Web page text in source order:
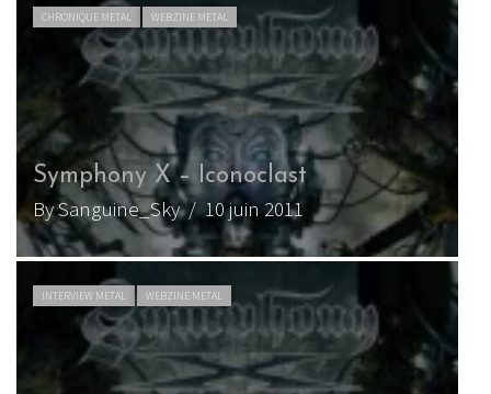
CHRONIQUE METAL WEBZINE METAL
Symphony X – Iconoclast
By Sanguine_Sky/ 10 juin 2011
INTERVIEW METAL WEBZINE METAL